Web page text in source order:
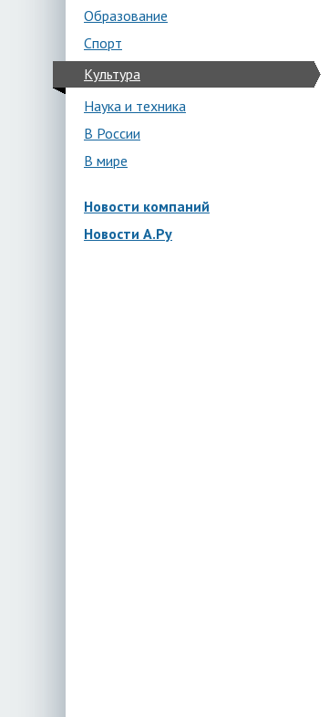
Образование
Спорт
Культура
Наука и техника
В России
В мире
Новости компаний
Новости А.Ру